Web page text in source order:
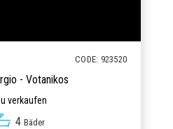
CODE: 923520
- Votanikos
verkaufen
4 Bäder